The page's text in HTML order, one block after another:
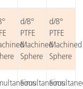
d/8°
PTFE
Machined
Sphere
d/8°
PTFE
Machined
Sphere
Simultaneous